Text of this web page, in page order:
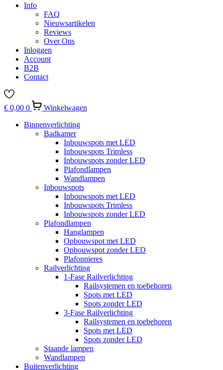
Info
FAQ
Nieuwsartikelen
Reviews
Over Ons
Inloggen
Account
B2B
Contact
€ 0,00 0
Winkelwagen
Binnenverlichting
Badkamer
Inbouwspots met LED
Inbouwspots Trimless
Inbouwspots zonder LED
Plafondlampen
Wandlampen
Inbouwspots
Inbouwspots met LED
Inbouwspots Trimless
Inbouwspots zonder LED
Plafondlampen
Hanglampen
Opbouwspot met LED
Opbouwspot zonder LED
Plafonnieres
Railverlichting
1-Fase Railverlichting
Railsystemen en toebehoren
Spots met LED
Spots zonder LED
3-Fase Railverlichting
Railsystemen en toebehoren
Spots met LED
Spots zonder LED
Staande lampen
Wandlampen
Buitenverlichting